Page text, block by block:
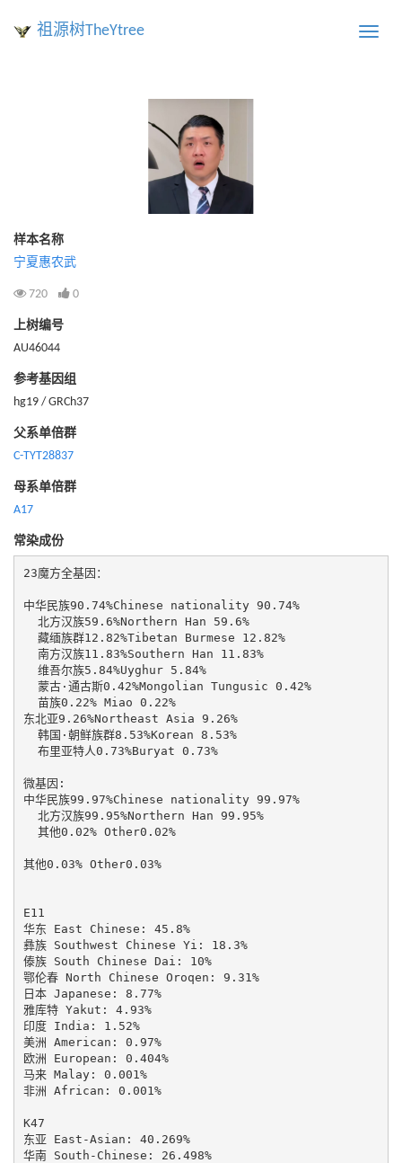
Toggle
祖源树TheYtree
样本名称
宁夏惠农武
720 0
上树编号
AU46044
参考基因组
hg19 / GRCh37
父系单倍群
C-TYT28837
母系单倍群
A17
常染成份
23魔方全基因：
中华民族90.74%Chinese nationality 90.74%
  北方汉族59.6%Northern Han 59.6%
  藏缅族群12.82%Tibetan Burmese 12.82%
  南方汉族11.83%Southern Han 11.83%
  维吾尔族5.84%Uyghur 5.84%
  蒙古·通古斯0.42%Mongolian Tungusic 0.42%
  苗族0.22% Miao 0.22%
东北亚9.26%Northeast Asia 9.26%
  韩国·朝鲜族群8.53%Korean 8.53%
  布里亚特人0.73%Buryat 0.73%
微基因:
中华民族99.97%Chinese nationality 99.97%
  北方汉族99.95%Northern Han 99.95%
  其他0.02% Other0.02%
其他0.03% Other0.03%
E11
华东 East Chinese: 45.8%
彝族 Southwest Chinese Yi: 18.3%
傣族 South Chinese Dai: 10%
鄂伦春 North Chinese Oroqen: 9.31%
日本 Japanese: 8.77%
雅库特 Yakut: 4.93%
印度 India: 1.52%
美洲 American: 0.97%
欧洲 European: 0.404%
马来 Malay: 0.001%
非洲 African: 0.001%
K47
东亚 East-Asian: 40.269%
华南 South-Chinese: 26.498%